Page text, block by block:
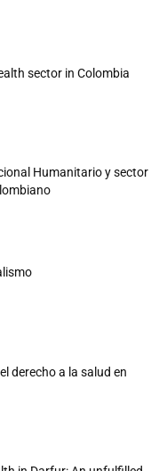
sector in Colombia
Humanitario y sector
derecho a la salud en